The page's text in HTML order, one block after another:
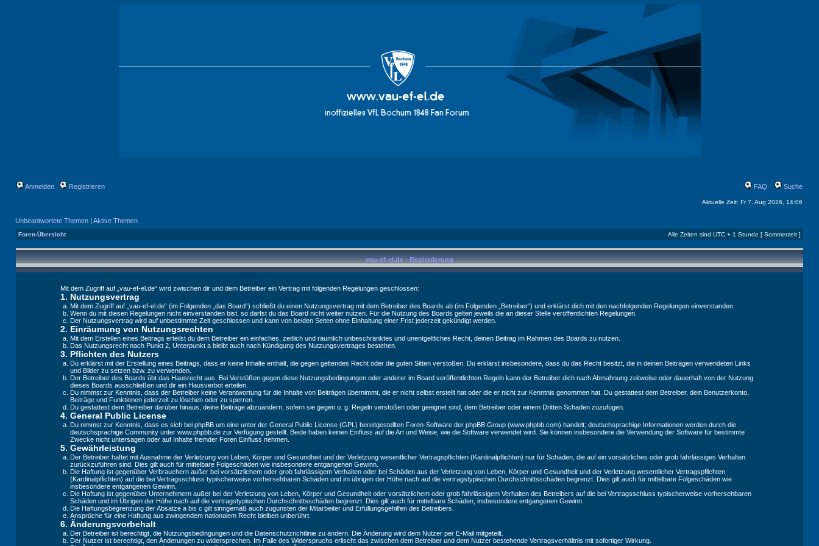
Anmelden Registrieren FAQ Suche
Aktuelle Zeit: Fr 7. Aug 2026, 14:06
Unbeantwortete Themen | Aktive Themen
Foren-Übersicht Alle Zeiten sind UTC + 1 Stunde [ Sommerzeit ]
vau-ef-el.de - Registrierung
Mit dem Zugriff auf „vau-ef-el.de“ wird zwischen dir und dem Betreiber ein Vertrag mit folgenden Regelungen geschlossen:
1. Nutzungsvertrag
Mit dem Zugriff auf „vau-ef-el.de“ (im Folgenden „das Board“) schließt du einen Nutzungsvertrag mit dem Betreiber des Boards ab (im Folgenden „Betreiber“) und erklärst dich mit den nachfolgenden Regelungen einverstanden.
Wenn du mit diesen Regelungen nicht einverstanden bist, so darfst du das Board nicht weiter nutzen. Für die Nutzung des Boards gelten jeweils die an dieser Stelle veröffentlichten Regelungen.
Der Nutzungsvertrag wird auf unbestimmte Zeit geschlossen und kann von beiden Seiten ohne Einhaltung einer Frist jederzeit gekündigt werden.
2. Einräumung von Nutzungsrechten
Mit dem Erstellen eines Beitrags erteilst du dem Betreiber ein einfaches, zeitlich und räumlich unbeschränktes und unentgeltliches Recht, deinen Beitrag im Rahmen des Boards zu nutzen.
Das Nutzungsrecht nach Punkt 2, Unterpunkt a bleibt auch nach Kündigung des Nutzungsvertrages bestehen.
3. Pflichten des Nutzers
Du erklärst mit der Erstellung eines Beitrags, dass er keine Inhalte enthält, die gegen geltendes Recht oder die guten Sitten verstoßen. Du erklärst insbesondere, dass du das Recht besitzt, die in deinen Beiträgen verwendeten Links
und Bilder zu setzen bzw. zu verwenden.
Der Betreiber des Boards übt das Hausrecht aus. Bei Verstößen gegen diese Nutzungsbedingungen oder anderer im Board veröffentlichten Regeln kann der Betreiber dich nach Abmahnung zeitweise oder dauerhaft von der Nutzung
dieses Boards ausschließen und dir ein Hausverbot erteilen.
Du nimmst zur Kenntnis, dass der Betreiber keine Verantwortung für die Inhalte von Beiträgen übernimmt, die er nicht selbst erstellt hat oder die er nicht zur Kenntnis genommen hat. Du gestattest dem Betreiber, dein Benutzerkonto,
Beiträge und Funktionen jederzeit zu löschen oder zu sperren.
Du gestattest dem Betreiber darüber hinaus, deine Beiträge abzuändern, sofern sie gegen o. g. Regeln verstoßen oder geeignet sind, dem Betreiber oder einem Dritten Schaden zuzufügen.
4. General Public License
Du nimmst zur Kenntnis, dass es sich bei phpBB um eine unter der General Public License (GPL) bereitgestellten Foren-Software der phpBB Group (www.phpbb.com) handelt; deutschsprachige Informationen werden durch die
deutschsprachige Community unter www.phpbb.de zur Verfügung gestellt. Beide haben keinen Einfluss auf die Art und Weise, wie die Software verwendet wird. Sie können insbesondere die Verwendung der Software für bestimmte
Zwecke nicht untersagen oder auf Inhalte fremder Foren Einfluss nehmen.
5. Gewährleistung
Der Betreiber haftet mit Ausnahme der Verletzung von Leben, Körper und Gesundheit und der Verletzung wesentlicher Vertragspflichten (Kardinalpflichten) nur für Schäden, die auf ein vorsätzliches oder grob fahrlässiges Verhalten
zurückzuführen sind. Dies gilt auch für mittelbare Folgeschäden wie insbesondere entgangenen Gewinn.
Die Haftung ist gegenüber Verbrauchern außer bei vorsätzlichem oder grob fahrlässigem Verhalten oder bei Schäden aus der Verletzung von Leben, Körper und Gesundheit und der Verletzung wesentlicher Vertragspflichten
(Kardinalpflichten) auf die bei Vertragsschluss typischerweise vorhersehbaren Schäden und im übrigen der Höhe nach auf die vertragstypischen Durchschnittsschäden begrenzt. Dies gilt auch für mittelbare Folgeschäden wie
insbesondere entgangenen Gewinn.
Die Haftung ist gegenüber Unternehmern außer bei der Verletzung von Leben, Körper und Gesundheit oder vorsätzlichem oder grob fahrlässigem Verhalten des Betreibers auf die bei Vertragsschluss typischerweise vorhersehbaren
Schäden und im Übrigen der Höhe nach auf die vertragstypischen Durchschnittsschäden begrenzt. Dies gilt auch für mittelbare Schäden, insbesondere entgangenen Gewinn.
Die Haftungsbegrenzung der Absätze a bis c gilt sinngemäß auch zugunsten der Mitarbeiter und Erfüllungsgehilfen des Betreibers.
Ansprüche für eine Haftung aus zwingendem nationalem Recht bleiben unberührt.
6. Änderungsvorbehalt
Der Betreiber ist berechtigt, die Nutzungsbedingungen und die Datenschutzrichtlinie zu ändern. Die Änderung wird dem Nutzer per E-Mail mitgeteilt.
Der Nutzer ist berechtigt, den Änderungen zu widersprechen. Im Falle des Widerspruchs erlischt das zwischen dem Betreiber und dem Nutzer bestehende Vertragsverhältnis mit sofortiger Wirkung.